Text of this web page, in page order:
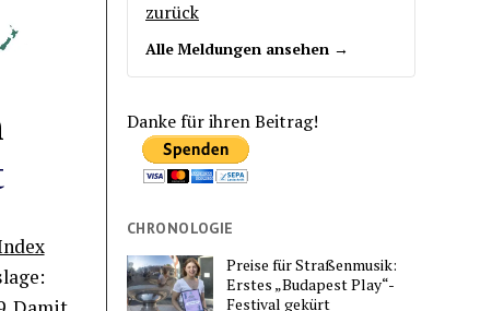
zurück
Alle Meldungen ansehen →
Danke für ihren Beitrag!
CHRONOLOGIE
Preise für Straßenmusik:
Erstes „Budapest Play“-
Festival gekürt